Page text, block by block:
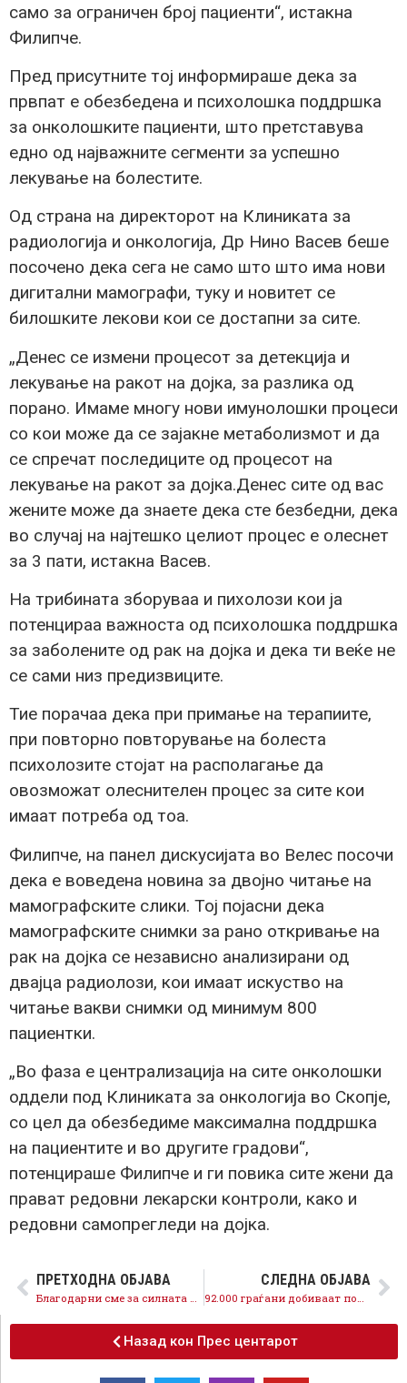
само за ограничен број пациенти“, истакна
Филипче.
Пред присутните тој информираше дека за
првпат е обезбедена и психолошка поддршка
за онколошките пациенти, што претставува
едно од најважните сегменти за успешно
лекување на болестите.
Од страна на директорот на Клиниката за
радиологија и онкологија, Др Нино Васев беше
посочено дека сега не само што што има нови
дигитални мамографи, туку и новитет се
билошките лекови кои се достапни за сите.
„Денес се измени процесот за детекција и
лекување на ракот на дојка, за разлика од
порано. Имаме многу нови имунолошки процеси
со кои може да се зајакне метаболизмот и да
се спречат последиците од процесот на
лекување на ракот за дојка.Денес сите од вас
жените може да знаете дека сте безбедни, дека
во случај на најтешко целиот процес е олеснет
за 3 пати, истакна Васев.
На трибината зборуваа и пихолози кои ја
потенцираа важноста од психолошка поддршка
за заболените од рак на дојка и дека ти веќе не
се сами низ предизвиците.
Тие порачаа дека при примање на терапиите,
при повторно повторување на болеста
психолозите стојат на располагање да
овозможат олеснителен процес за сите кои
имаат потреба од тоа.
Филипче, на панел дискусијата во Велес посочи
дека е воведена новина за двојно читање на
мамографските слики. Тој појасни дека
мамографските снимки за рано откривање на
рак на дојка се независно анализирани од
двајца радиолози, кои имаат искуство на
читање вакви снимки од минимум 800
пациентки.
„Во фаза е централизација на сите онколошки
оддели под Клиниката за онкологија во Скопје,
со цел да обезбедиме максимална поддршка
на пациентите и во другите градови“,
потенцираше Филипче и ги повика сите жени да
прават редовни лекарски контроли, како и
редовни самопрегледи на дојка.
ПРЕТХОДНА ОБЈАВА СЛЕДНА ОБЈАВА
Назад кон Прес центарот